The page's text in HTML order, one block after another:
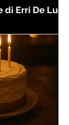
Erri De Luca